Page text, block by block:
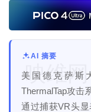
AI 摘要
美国德克萨斯
ThermalTap攻击
通过捕获VR头
映维